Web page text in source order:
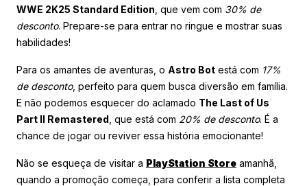
WWE 2K25 Standard Edition , que vem com 30% de
desconto. Prepare-se para entrar no ringue e mostrar suas
habilidades!
Para os amantes de aventuras, o Astro Bot está com 17%
de desconto, perfeito para quem busca diversão em família.
E não podemos esquecer do aclamado The Last of Us
Part II Remastered , que está com 20% de desconto. É a
chance de jogar ou reviver essa história emocionante!
Não se esqueça de visitar a PlayStation Store amanhã,
quando a promoção começa, para conferir a lista completa